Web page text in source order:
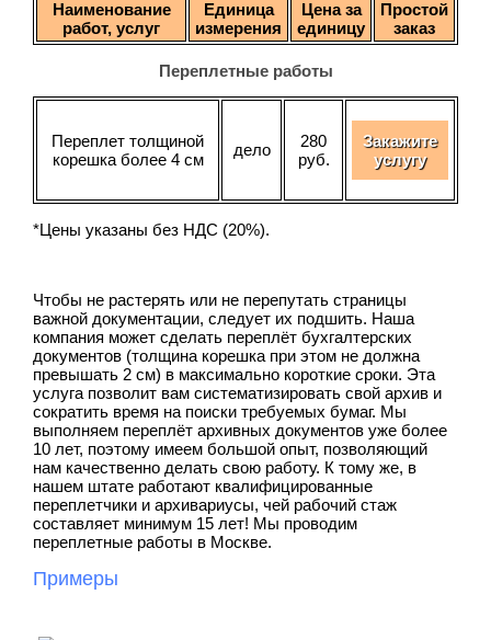
Наименование
работ, услуг
Единица
измерения
Цена за
единицу
Простой
заказ
Переплетные работы
Переплет толщиной
корешка более 4 см
дело
280
руб.
Закажите
услугу
*Цены указаны без НДС (20%).
Чтобы не растерять или не перепутать страницы
важной документации, следует их подшить. Наша
компания может сделать переплёт бухгалтерских
документов (толщина корешка при этом не должна
превышать 2 см) в максимально короткие сроки. Эта
услуга позволит вам систематизировать свой архив и
сократить время на поиски требуемых бумаг. Мы
выполняем переплёт архивных документов уже более
10 лет, поэтому имеем большой опыт, позволяющий
нам качественно делать свою работу. К тому же, в
нашем штате работают квалифицированные
переплетчики и архивариусы, чей рабочий стаж
составляет минимум 15 лет! Мы проводим
переплетные работы в Москве.
Примеры